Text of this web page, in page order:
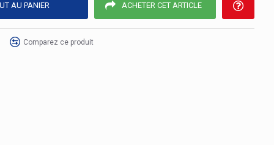
AU PANIER ACHETER CET ARTICLE
Comparez ce produit